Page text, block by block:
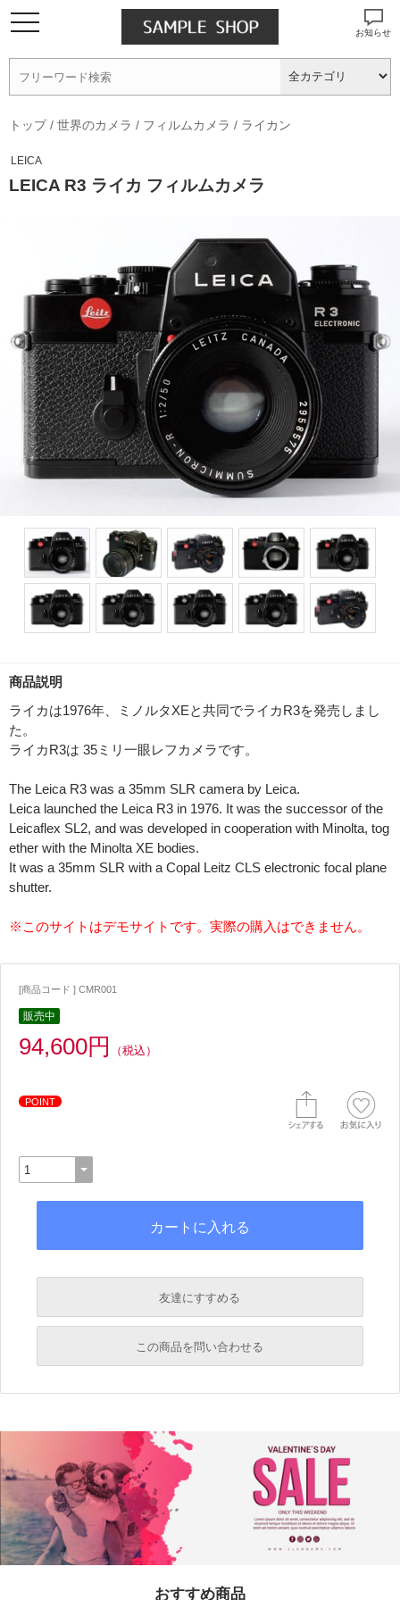
お知らせ
トップ/ 世界のカメラ / フィルムカメラ / ライカン
LEICA
LEICA R3 ライカ フィルムカメラ
商品説明
ライカは1976年、ミノルタXEと共同でライカR3を発売しまし
た。
ライカR3は 35ミリ一眼レフカメラです。
The Leica R3 was a 35mm SLR camera by Leica.
Leica launched the Leica R3 in 1976. It was the successor of the
Leicaflex SL2, and was developed in cooperation with Minolta, tog
ether with the Minolta XE bodies.
It was a 35mm SLR with a Copal Leitz CLS electronic focal plane
shutter.
※このサイトはデモサイトです。実際の購入はできません。
[商品コード ] CMR001
販売中
94,600円 （税込）
POINT
友達にすすめる
必須
必須
この商品を問い合わせる
必須
おすすめ商品